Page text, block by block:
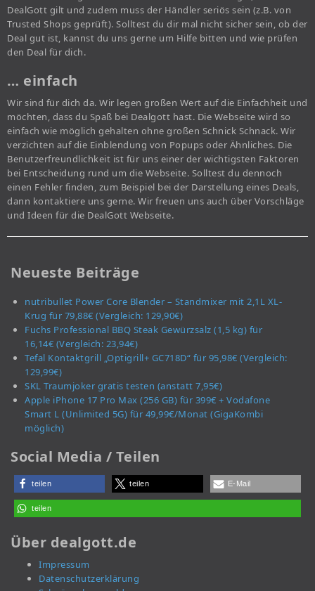
DealGott gilt und zudem muss der Händler seriös sein (z.B. von
Trusted Shops geprüft). Solltest du dir mal nicht sicher sein, ob der
Deal gut ist, kannst du uns gerne um Hilfe bitten und wie prüfen
den Deal für dich.
… einfach
Wir sind für dich da. Wir legen großen Wert auf die Einfachheit und
möchten, dass du Spaß bei Dealgott hast. Die Webseite wird so
einfach wie möglich gehalten ohne großen Schnick Schnack. Wir
verzichten auf die Einblendung von Popups oder Ähnliches. Die
Benutzerfreundlichkeit ist für uns einer der wichtigsten Faktoren
bei Entscheidung rund um die Webseite. Solltest du dennoch
einen Fehler finden, zum Beispiel bei der Darstellung eines Deals,
dann kontaktiere uns gerne. Wir freuen uns auch über Vorschläge
und Ideen für die DealGott Webseite.
Neueste Beiträge
nutribullet Power Core Blender – Standmixer mit 2,1L XL-
Krug für 79,88€ (Vergleich: 129,90€)
Fuchs Professional BBQ Steak Gewürzsalz (1,5 kg) für
16,14€ (Vergleich: 23,94€)
Tefal Kontaktgrill „Optigrill+ GC718D“ für 95,98€ (Vergleich:
129,99€)
SKL Traumjoker gratis testen (anstatt 7,95€)
Apple iPhone 17 Pro Max (256 GB) für 399€ + Vodafone
Smart L (Unlimited 5G) für 49,99€/Monat (GigaKombi
möglich)
Social Media / Teilen
teilen teilen E-Mail
teilen
Über dealgott.de
Impressum
Datenschutzerklärung